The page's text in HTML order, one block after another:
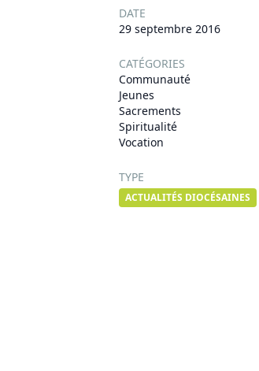
DATE
29 septembre 2016
CATÉGORIES
Communauté
Jeunes
Sacrements
Spiritualité
Vocation
TYPE
ACTUALITÉS DIOCÉSAINES